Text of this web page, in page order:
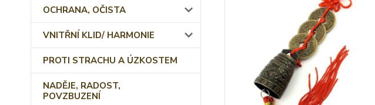
OCHRANA, OČISTA
VNITŘNÍ KLID/ HARMONIE
PROTI STRACHU A ÚZKOSTEM
NADĚJE, RADOST,
POVZBUZENÍ